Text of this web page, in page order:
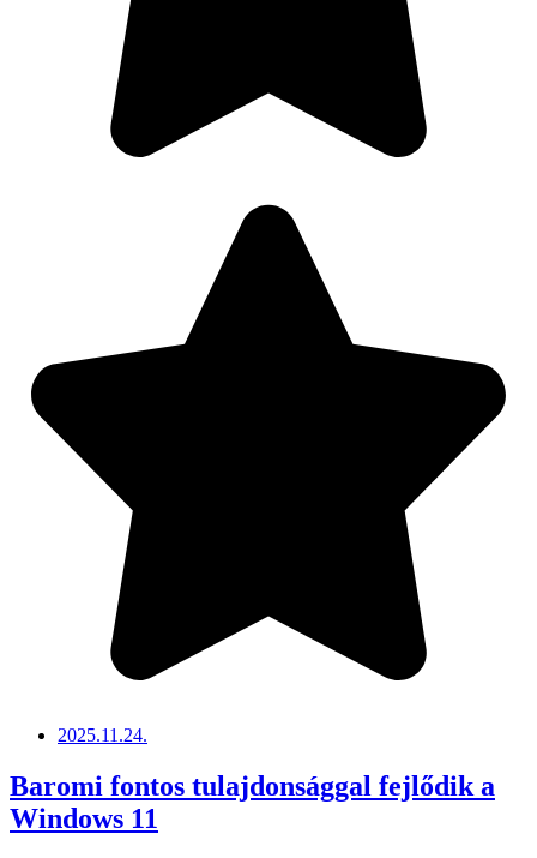
2025.11.24.
Baromi fontos tulajdonsággal fejlődik a
Windows 11